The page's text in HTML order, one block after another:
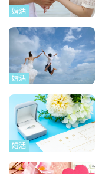
婚活
婚活
婚活